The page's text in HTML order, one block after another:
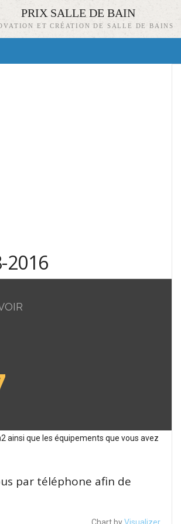
PRIX SALLE DE BAIN
ET CRÉATION DE SALLE DE BAINS
2016
ainsi que les équipements que vous avez
par téléphone afin de
Chart byVisualizer